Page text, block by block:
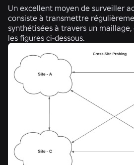
Un excellent moyen de surveiller
consiste à transmettre
synthétisées à travers un
les figures ci-dessous.